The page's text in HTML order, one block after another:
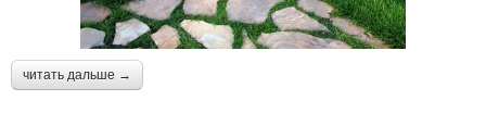
читать дальше →